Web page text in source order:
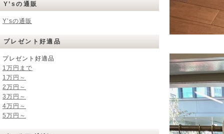
Y’sの通販
Y’sの通販
プレゼント好適品
プレゼント好適品
1万円まで
1万円～
2万円～
3万円～
4万円～
5万円～